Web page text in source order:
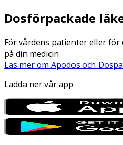
Dosförpackade
För vårdens patienter eller
på din medicin
Läs mer om Apodos och
Ladda ner vår app